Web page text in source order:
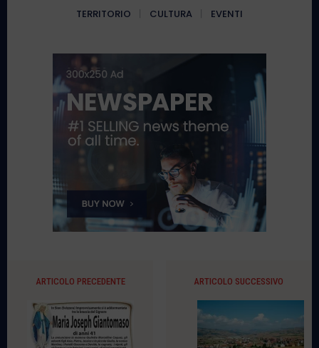
TERRITORIO
CULTURA EVENTI
ARTICOLO PRECEDENTE ARTICOLO SUCCESSIVO